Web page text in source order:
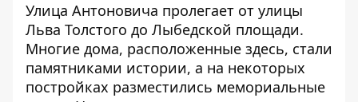
Улица Антоновича пролегает от улицы
Льва Толстого до Лыбедской площади.
Многие дома, расположенные здесь, стали
памятниками истории, а на некоторых
постройках разместились мемориальные